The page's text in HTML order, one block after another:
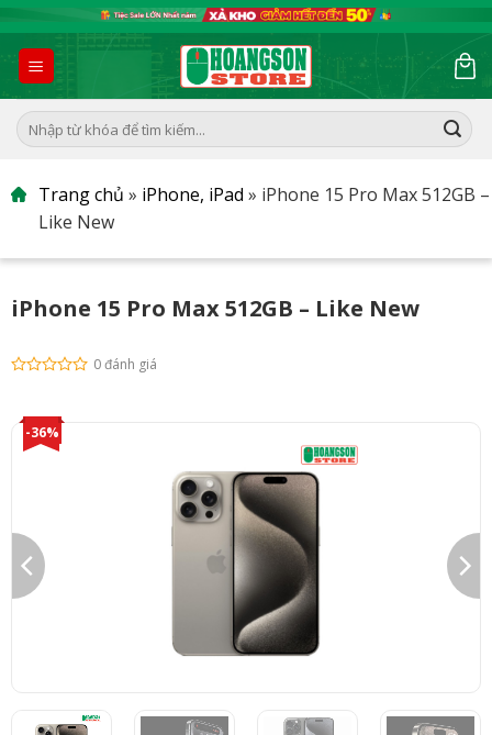
to
content
Tìm
kiếm:
Trang chủ » iPhone, iPad » iPhone 15 Pro Max 512GB –
Like New
iPhone 15 Pro Max 512GB – Like New
0 đánh giá
-36%